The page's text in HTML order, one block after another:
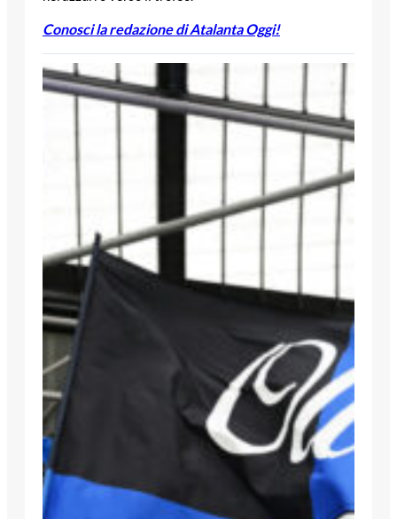
Conosci la redazione di Atalanta Oggi!